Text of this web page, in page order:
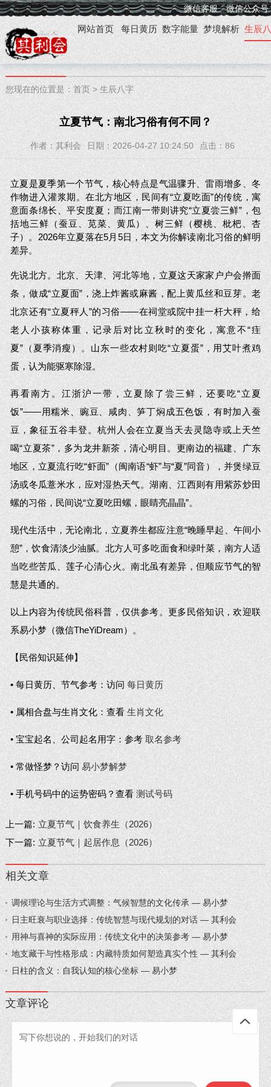
微信客服 微信公众号
网站首页 每日黄历 数字能量 梦境解析 生辰
您现在的位置是： 首页> 生辰八字
立夏节气：南北习俗有何不同？
作者：其利会 日期：2026-04-27 10:24:50 点击： 86
立夏是夏季第一个节气，核心特点是气温骤升、雷雨增多、冬
作物进入灌浆期。在北方地区，民间有“立夏吃面”的传统，寓
意面条绵长、平安度夏；而江南一带则讲究“立夏尝三鲜”，包
括地三鲜（蚕豆、苋菜、黄瓜）、树三鲜（樱桃、枇杷、杏
子）。2026年立夏落在5月5日，本文为你解读南北习俗的鲜明
差异。
先说北方。北京、天津、河北等地，立夏这天家家户户会擀面
条，做成“立夏面”，浇上炸酱或麻酱，配上黄瓜丝和豆芽。老
北京还有“立夏秤人”的习俗——在祠堂或院中挂一杆大秤，给
老人小孩称体重，记录后对比立秋时的变化，寓意不“疰
夏”（夏季消瘦）。山东一些农村则吃“立夏蛋”，用艾叶煮鸡
蛋，认为能驱寒除湿。
再看南方。江浙沪一带，立夏除了尝三鲜，还要吃“立夏
饭”——用糯米、豌豆、咸肉、笋丁焖成五色饭，有时加入蚕
豆，象征五谷丰登。杭州人会在立夏当天去灵隐寺或上天竺
喝“立夏茶”，多为龙井新茶，清心明目。更南边的福建、广东
地区，立夏流行吃“虾面”（闽南语“虾”与“夏”同音），并煲绿豆
汤或冬瓜薏米水，应对湿热天气。湖南、江西则有用紫苏炒田
螺的习俗，民间说“立夏吃田螺，眼睛亮晶晶”。
现代生活中，无论南北，立夏养生都应注意“晚睡早起、午间小
憩”，饮食清淡少油腻。北方人可多吃面食和绿叶菜，南方人适
当吃些苦瓜、莲子心清心火。南北虽有差异，但顺应节气的智
慧是共通的。
以上内容为传统民俗科普，仅供参考。更多民俗知识，欢迎联
系易小梦（微信TheYiDream）。
【民俗知识延伸】
• 每日黄历、节气参考：访问 每日黄历
• 属相合盘与生肖文化：查看 生肖文化
• 宝宝起名、公司起名用字：参考 取名参考
• 常做怪梦？访问 易小梦解梦
• 手机号码中的运势密码？查看 测试号码
上一篇: 立夏节气｜饮食养生（2026）
下一篇: 立夏节气｜起居作息（2026）
相关文章
调候理论与生活方式调整：气候智慧的文化传承 — 易小梦
日主旺衰与职业选择：传统智慧与现代规划的对话 — 其利会
用神与喜神的实际应用：传统文化中的决策参考 — 易小梦
地支藏干与性格形成：内藏特质如何塑造真实个性 — 其利会
日柱的含义：自我认知的核心坐标 — 易小梦
文章评论